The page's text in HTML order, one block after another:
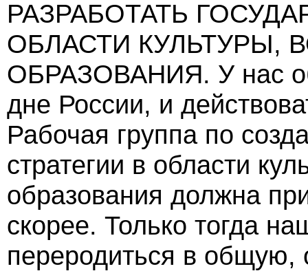
РАЗРАБОТАТЬ
ОБЛАСТИ КУЛЬТУРЫ,
ОБРАЗОВАНИЯ. У нас
дне России, и
Рабочая группа по
стратегии в области
образования должна
скорее. Только тогда
переродиться в общую,